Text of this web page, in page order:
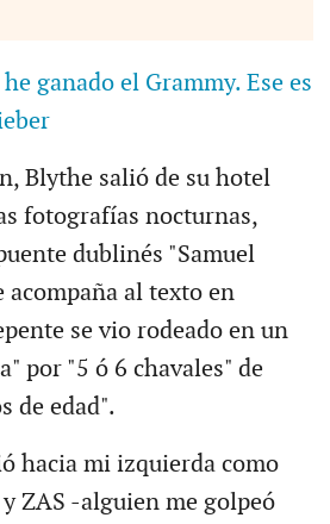
ganado el Grammy. Ese es
Blythe salió de su hotel
fotografías nocturnas,
dublinés "Samuel
acompaña al texto en
se vio rodeado en un
por "5 ó 6 chavales" de
de edad".
hacia mi izquierda como
ZAS -alguien me golpeó